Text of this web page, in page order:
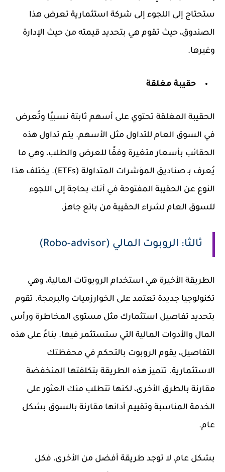
ستحتاج إلى اللجوء إلى شركة استثمارية تعرض هذا
الصندوق، حيث تقوم هي بتحديد قيمته من حيث الإدارة
وغيرها.
حقيبة مغلقة
الحقيبة المغلقة تحتوي على أسهم ثابتة نسبيًا وتُعرض
في السوق العام للتداول مثل الأسهم. يتم تداول هذه
الحقائب بأسعار متغيرة وفقًا للعرض والطلب، وهي ما
يُعرف بـ صناديق المؤشرات المتداولة (ETFs). يختلف هذا
النوع عن الحقيبة المفتوحة في أنك بحاجة إلى اللجوء
للسوق العام لشراء الحقيبة من بائع جاهز.
ثالثا: الروبوت المالي (Robo-advisor)
الطريقة الأخيرة هي استخدام الروبوتات المالية، وهي
تكنولوجيا جديدة تعتمد على الخوارزميات والبرمجة. تقوم
بتحديد تفاصيل استثمارك مثل مستوى المخاطرة ورأس
المال والأدوات المالية التي ستستثمر فيها. بناءً على هذه
التفاصيل، يقوم الروبوت بالتحكم في محفظتك
الاستثمارية. تتميز هذه الطريقة بتكلفتها المنخفضة
مقارنة بالطرق الأخرى، لكنها تتطلب منك العثور على
الخدمة المناسبة وتقييم أدائها مقارنة بالسوق بشكل
عام.
بشكل عام، لا توجد طريقة أفضل من الأخرى، فكل